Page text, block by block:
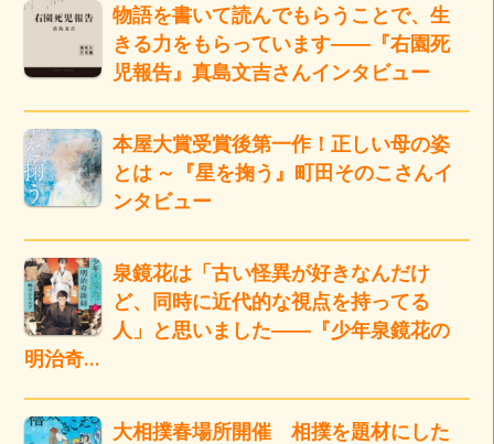
物語を書いて読んでもらうことで、生
きる力をもらっています――『右園死
児報告』真島文吉さんインタビュー
本屋大賞受賞後第一作！正しい母の姿
とは ～『星を掬う』町田そのこさんイ
ンタビュー
泉鏡花は「古い怪異が好きなんだけ
ど、同時に近代的な視点を持ってる
人」と思いました――『少年泉鏡花の
明治奇…
大相撲春場所開催 相撲を題材にした